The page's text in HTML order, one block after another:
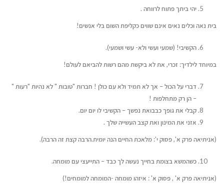
יהי ביתך פתוח לרווחה .
בית נאה וכלים נאים אינם שווים כקליפת השום בלי אנשים!
הקשיבי! (שמעי ועשי ולא- עשי ושמעי).
במיוחד לילדיך: זכרי, את לא ביקשת מהם רשות להביאם לעולם!
דברי על הכול – אך לא תמיד ולא עם כולן ! חברות "טובות " לא נהיות "רעות "
– הן רק מתחלפות !
קבלי את גופך כבבואת נפשך – הקשיבי לו יום יום.
אזני את המינון ואת קצב העשייה שלך .
(אניתיאה פרק א', פסוק י': מלאכת החיים הנה יומית.הרבה קצת זה הרבה).
כשהמשא בצומת בחייך נעשה לך כבד – התייעצי עם מומחה.
(אניתיאה פרק א' , פסוק א' : איזהו מומחה -המומחה למומחים!)